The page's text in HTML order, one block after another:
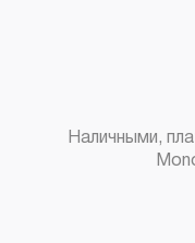
Наличными,